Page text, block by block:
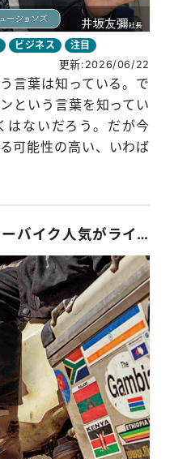
ビジネス
注目
更新:2026/06/22
言葉は知っている。で
という言葉を知ってい
はないだろう。だが今
可能性の高い、いわば
【Forma】アドベンチャーバイク人気がライダーファッションを進化させる!?